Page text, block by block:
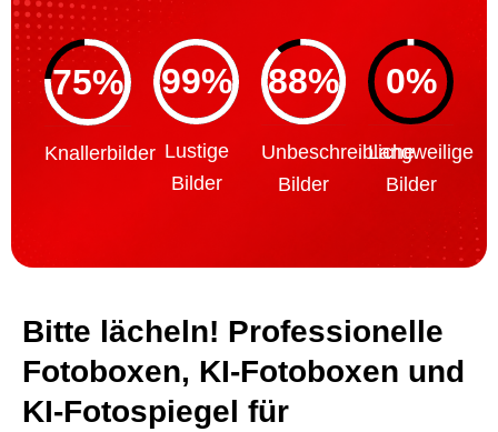
75%
Knallerbilder
99%
Lustige
Bilder
88%
Unbeschreibliche
Bilder
0%
Langweilige
Bilder
Bitte lächeln! Professionelle
Fotoboxen, KI-Fotoboxen und
KI-Fotospiegel für